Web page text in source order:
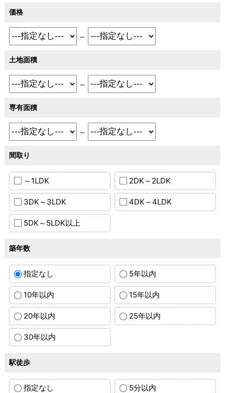
価格
～
土地面積
～
専有面積
～
間取り
～1LDK 2DK～2LDK
3DK～3LDK 4DK～4LDK
5DK～5LDK以上
築年数
指定なし 5年以内
10年以内 15年以内
20年以内 25年以内
30年以内
駅徒歩
指定なし 5分以内